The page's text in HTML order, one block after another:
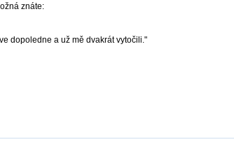
znáte:
dopoledne a už mě dvakrát vytočili."